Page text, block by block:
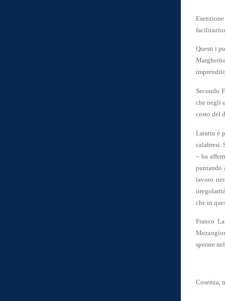
Questi i
Secondo
che negli
costo del
Laratta è
calabresi.
– ha
puntando
lavoro
che in
Franco
sperare
Cosenza,